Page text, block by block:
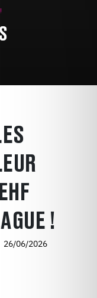
!
26/06/2026